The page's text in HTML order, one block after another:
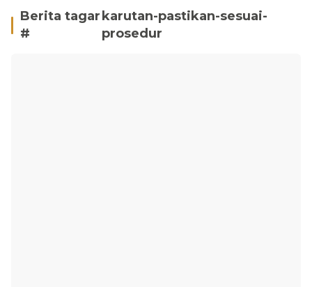
Berita tagar
#
karutan-pastikan-sesuai-
prosedur